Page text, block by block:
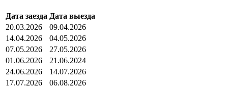
Дата заезда Дата выезда
20.03.2026
09.04.2026
14.04.2026
04.05.2026
07.05.2026
27.05.2026
01.06.2026
21.06.2024
24.06.2026
14.07.2026
17.07.2026
06.08.2026